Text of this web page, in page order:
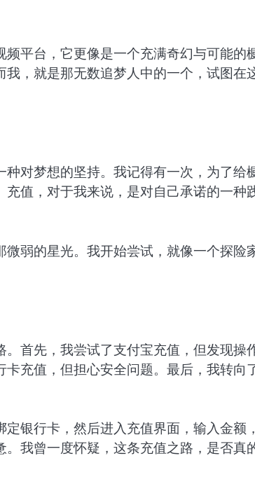
平台，它更像是一个充满奇幻与可能的
，就是那无数追梦人中的一个，试图在
对梦想的坚持。我记得有一次，为了给
值，对于我来说，是对自己承诺的一种
弱的星光。我开始尝试，就像一个探险
首先，我尝试了支付宝充值，但发现操
充值，但担心安全问题。最后，我转向
银行卡，然后进入充值界面，输入金额
我曾一度怀疑，这条充值之路，是否真